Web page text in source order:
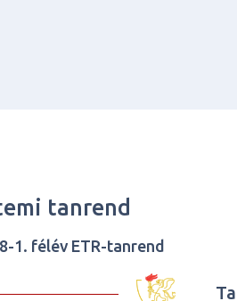
tanrend
1. félév ETR-tanrend